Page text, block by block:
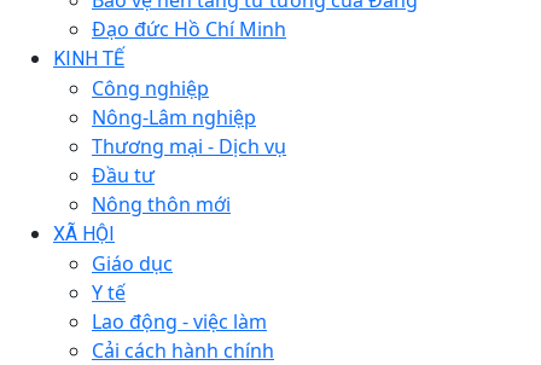
Đạo đức Hồ Chí Minh
KINH TẾ
Công nghiệp
Nông-Lâm nghiệp
Thương mại - Dịch vụ
Đầu tư
Nông thôn mới
XÃ HỘI
Giáo dục
Y tế
Lao động - việc làm
Cải cách hành chính